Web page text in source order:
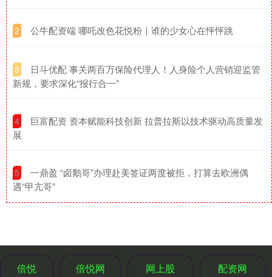
2 ​公牛配资端 哪吒改色花悦粉｜谁的少女心在怦怦跳
3
​日斗优配 事关两百万保险代理人！人身险个人营销迎监管
新规，要求深化“报行合一”
4
​巨富配资 资本赋能科技创新 拉普拉斯以技术驱动高质量发
展
5
​一鼎盈 “卤鹅哥”办理赴美签证两度被拒，打算去欧洲偶
遇“甲亢哥”
倍悦
倍悦网
网上股
配资网